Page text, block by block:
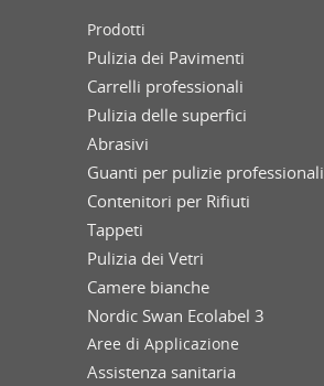
Prodotti
Pulizia dei Pavimenti
Carrelli professionali
Pulizia delle superfici
Abrasivi
Guanti per pulizie professionali
Contenitori per Rifiuti
Tappeti
Pulizia dei Vetri
Camere bianche
Nordic Swan Ecolabel 3
Aree di Applicazione
Assistenza sanitaria